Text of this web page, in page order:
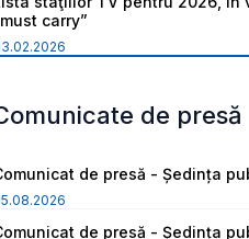
carry”
de presă
de presă - Ședința
de presă - Ședința